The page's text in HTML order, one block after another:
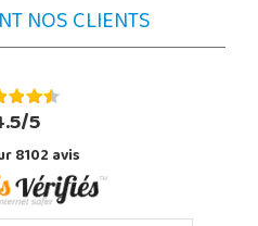
NOS CLIENTS
5
8102 avis